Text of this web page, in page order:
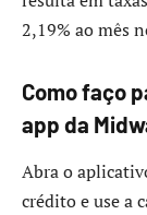
2,19% ao mês
Como faço
app da
Abra o
crédito e use a